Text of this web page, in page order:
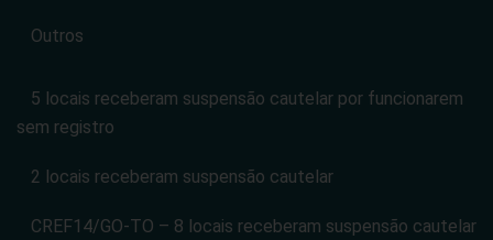
Outros
5 locais receberam suspensão cautelar por funcionarem
sem registro
2 locais receberam suspensão cautelar
CREF14/GO-TO – 8 locais receberam suspensão cautelar